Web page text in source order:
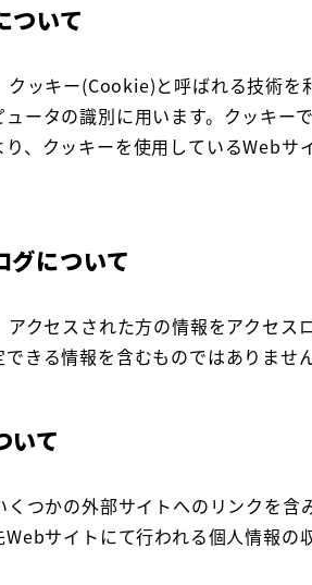
ついて
クッキー(Cookie)と呼ばれる技術
ータの識別に用います。クッキ
、クッキーを使用しているWeb
グについて
クセスされた方の情報をアクセ
きる情報を含むものではありませ
いて
くつかの外部サイトへのリンクを
サイトにて行われる個人情報